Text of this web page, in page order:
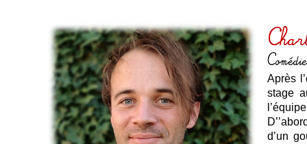
Après
stage
d’un